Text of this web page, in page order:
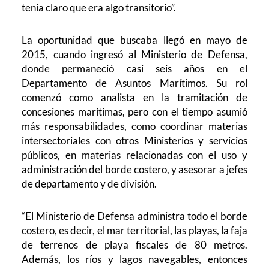
tenía claro que era algo transitorio”.
La oportunidad que buscaba llegó en mayo de
2015, cuando ingresó al Ministerio de Defensa,
donde permaneció casi seis años en el
Departamento de Asuntos Marítimos. Su rol
comenzó como analista en la tramitación de
concesiones marítimas, pero con el tiempo asumió
más responsabilidades, como coordinar materias
intersectoriales con otros Ministerios y servicios
públicos, en materias relacionadas con el uso y
administración del borde costero, y asesorar a jefes
de departamento y de división.
“El Ministerio de Defensa administra todo el borde
costero, es decir, el mar territorial, las playas, la faja
de terrenos de playa fiscales de 80 metros.
Además, los ríos y lagos navegables, entonces